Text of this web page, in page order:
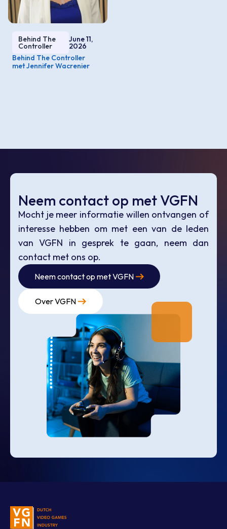
Behind The
Controller
June 11,
2026
Behind The Controller
met Jennifer Wacrenier
Neem contact op met VGFN
Mocht je meer informatie willen ontvangen of
interesse hebben om met een van de leden
van VGFN in gesprek te gaan, neem dan
contact met ons op.
Neem contact op met VGFN
Over VGFN